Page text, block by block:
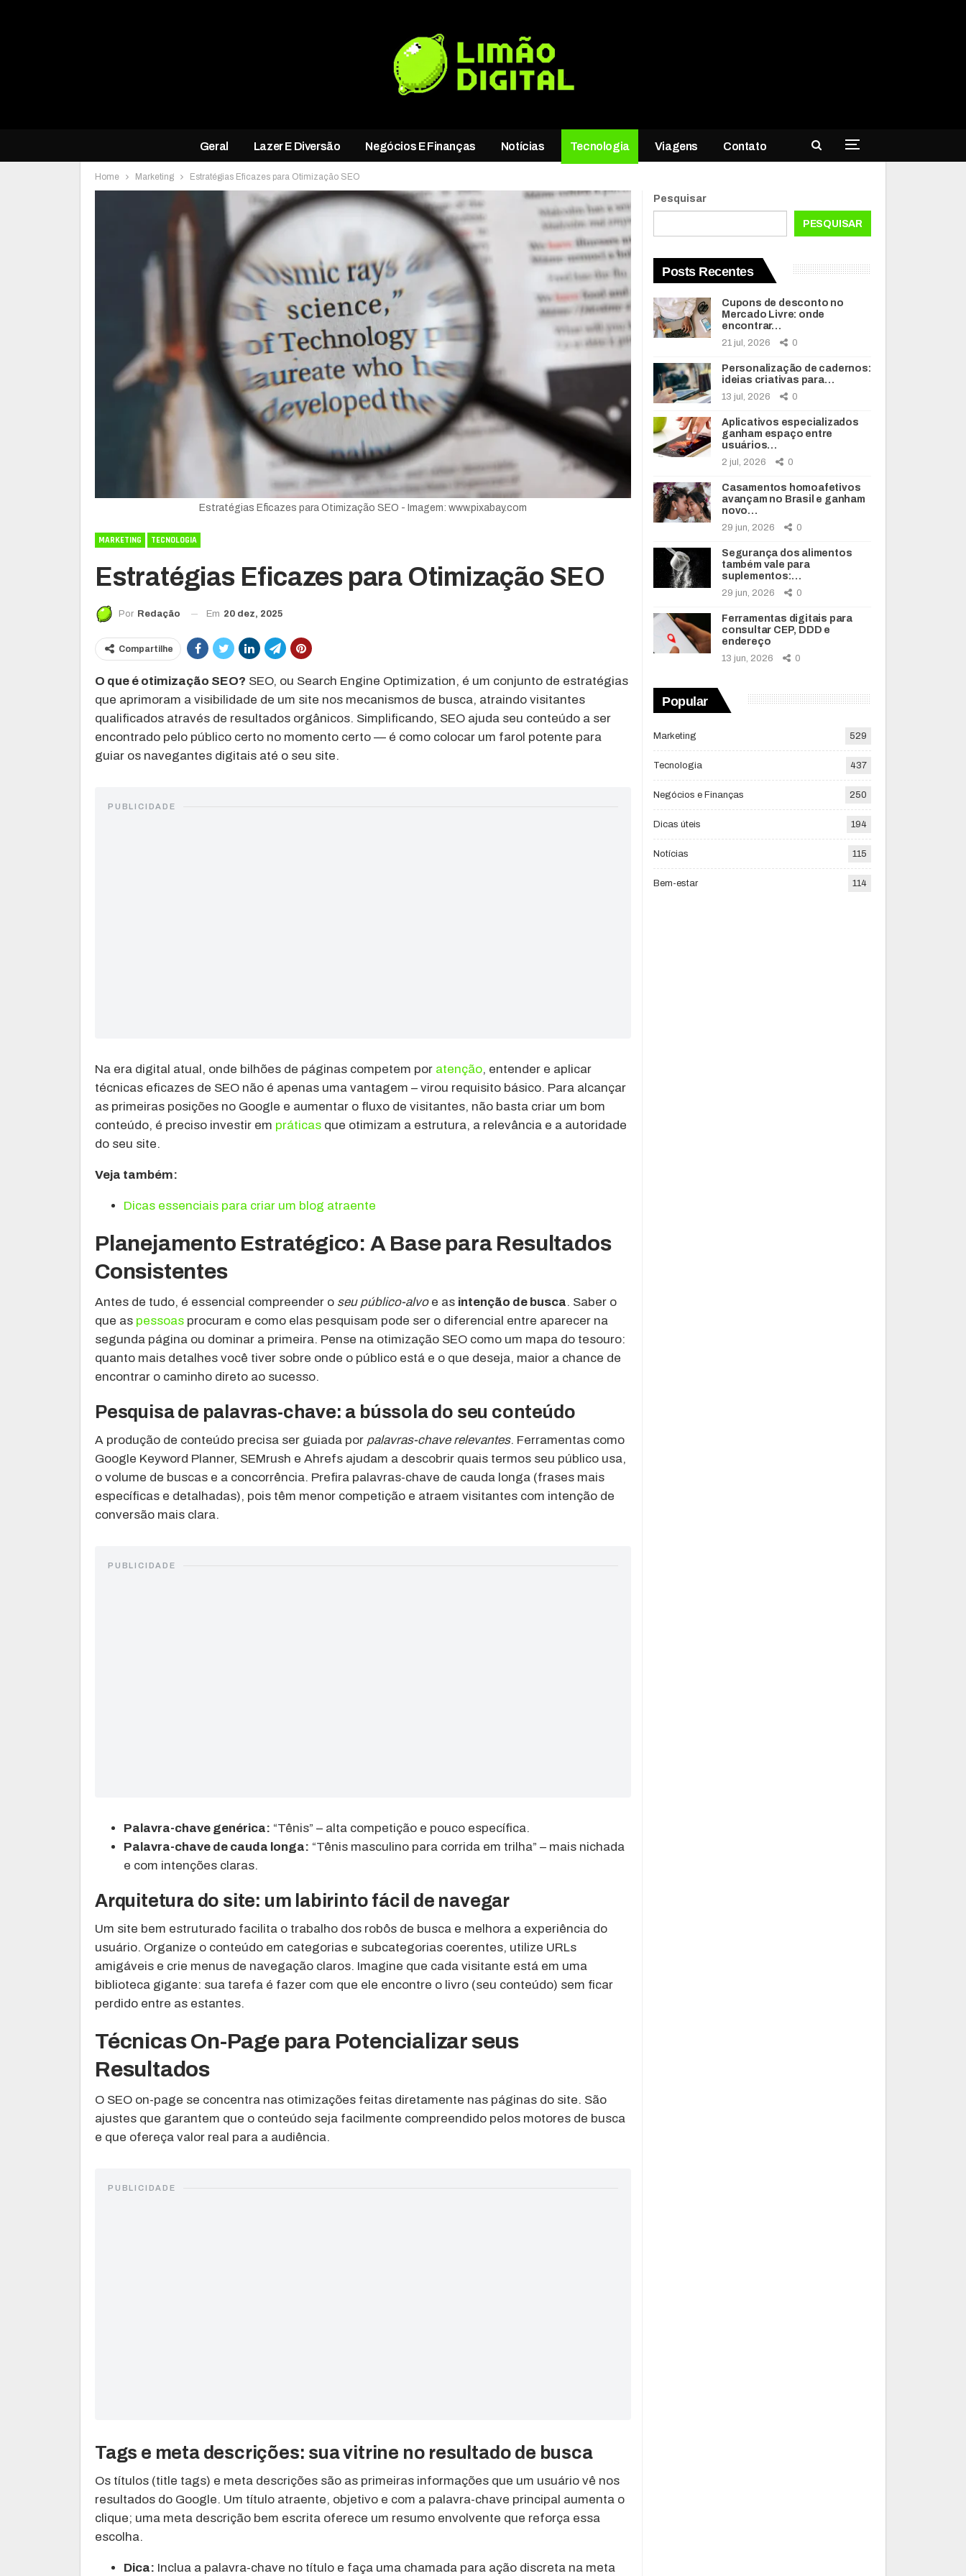
Geral Lazer E Diversão Negócios E Finanças Notícias Tecnologia Viagens Contato
Home Marketing Estratégias Eficazes para Otimização SEO
Estratégias Eficazes para Otimização SEO - Imagem: www.pixabay.com
MARKETING TECNOLOGIA
Estratégias Eficazes para Otimização SEO
Por Redação Em 20 dez, 2025
Compartilhe
O que é otimização SEO? SEO, ou Search Engine Optimization, é um conjunto de estratégias
que aprimoram a visibilidade de um site nos mecanismos de busca, atraindo visitantes
qualificados através de resultados orgânicos. Simplificando, SEO ajuda seu conteúdo a ser
encontrado pelo público certo no momento certo — é como colocar um farol potente para
guiar os navegantes digitais até o seu site.
PUBLICIDADE
Na era digital atual, onde bilhões de páginas competem por atenção, entender e aplicar
técnicas eficazes de SEO não é apenas uma vantagem – virou requisito básico. Para alcançar
as primeiras posições no Google e aumentar o fluxo de visitantes, não basta criar um bom
conteúdo, é preciso investir em práticas que otimizam a estrutura, a relevância e a autoridade
do seu site.
Veja também:
Dicas essenciais para criar um blog atraente
Planejamento Estratégico: A Base para Resultados
Consistentes
Antes de tudo, é essencial compreender o seu público-alvoe as intenção de busca. Saber o
que as pessoas procuram e como elas pesquisam pode ser o diferencial entre aparecer na
segunda página ou dominar a primeira. Pense na otimização SEO como um mapa do tesouro:
quanto mais detalhes você tiver sobre onde o público está e o que deseja, maior a chance de
encontrar o caminho direto ao sucesso.
Pesquisa de palavras-chave: a bússola do seu conteúdo
A produção de conteúdo precisa ser guiada por palavras-chave relevantes. Ferramentas como
Google Keyword Planner, SEMrush e Ahrefs ajudam a descobrir quais termos seu público usa,
o volume de buscas e a concorrência. Prefira palavras-chave de cauda longa (frases mais
específicas e detalhadas), pois têm menor competição e atraem visitantes com intenção de
conversão mais clara.
PUBLICIDADE
Palavra-chave genérica: “Tênis” – alta competição e pouco específica.
Palavra-chave de cauda longa: “Tênis masculino para corrida em trilha” – mais nichada
e com intenções claras.
Arquitetura do site: um labirinto fácil de navegar
Um site bem estruturado facilita o trabalho dos robôs de busca e melhora a experiência do
usuário. Organize o conteúdo em categorias e subcategorias coerentes, utilize URLs
amigáveis e crie menus de navegação claros. Imagine que cada visitante está em uma
biblioteca gigante: sua tarefa é fazer com que ele encontre o livro (seu conteúdo) sem ficar
perdido entre as estantes.
Técnicas On-Page para Potencializar seus
Resultados
O SEO on-page se concentra nas otimizações feitas diretamente nas páginas do site. São
ajustes que garantem que o conteúdo seja facilmente compreendido pelos motores de busca
e que ofereça valor real para a audiência.
PUBLICIDADE
Tags e meta descrições: sua vitrine no resultado de busca
Os títulos (title tags) e meta descrições são as primeiras informações que um usuário vê nos
resultados do Google. Um título atraente, objetivo e com a palavra-chave principal aumenta o
clique; uma meta descrição bem escrita oferece um resumo envolvente que reforça essa
escolha.
Dica: Inclua a palavra-chave no título e faça uma chamada para ação discreta na meta
Pesquisar
PESQUISAR
Posts Recentes
Cupons de desconto no
Mercado Livre: onde
encontrar…
21 jul, 2026 0
Personalização de cadernos:
ideias criativas para…
13 jul, 2026 0
Aplicativos especializados
ganham espaço entre
usuários…
2 jul, 2026 0
Casamentos homoafetivos
avançam no Brasil e ganham
novo…
29 jun, 2026 0
Segurança dos alimentos
também vale para
suplementos:…
29 jun, 2026 0
Ferramentas digitais para
consultar CEP, DDD e
endereço
13 jun, 2026 0
Popular
Marketing 529
Tecnologia 437
Negócios e Finanças 250
Dicas úteis 194
Notícias 115
Bem-estar 114